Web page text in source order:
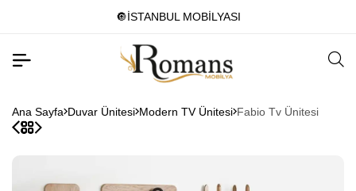
🔘İSTANBUL MOBİLYASI
Ana Sayfa Duvar Ünitesi Modern TV Ünitesi Fabio Tv Ünitesi